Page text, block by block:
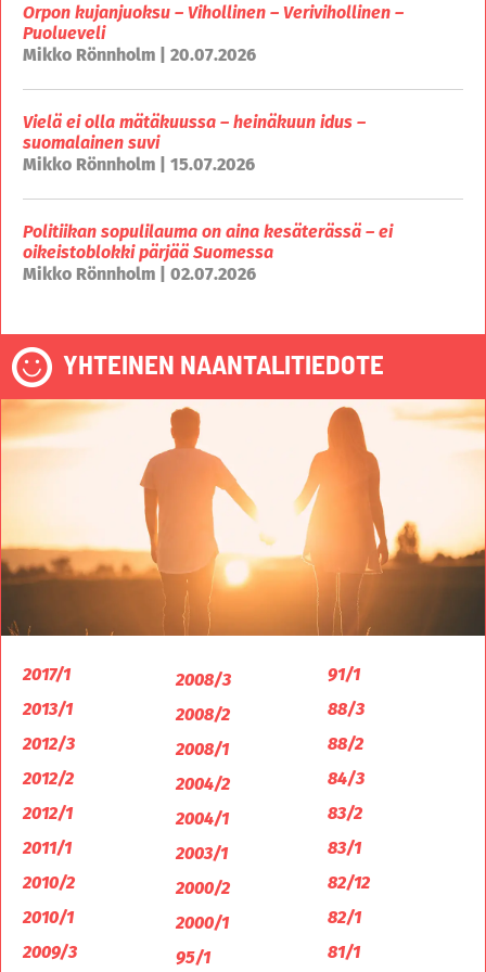
Orpon kujanjuoksu – Vihollinen – Verivihollinen –
Puolueveli
Mikko Rönnholm | 20.07.2026
Vielä ei olla mätäkuussa – heinäkuun idus –
suomalainen suvi
Mikko Rönnholm | 15.07.2026
Politiikan sopulilauma on aina kesäterässä – ei
oikeistoblokki pärjää Suomessa
Mikko Rönnholm | 02.07.2026
YHTEINEN NAANTALITIEDOTE
2017/1
2013/1
2012/3
2012/2
2012/1
2011/1
2010/2
2010/1
2009/3
2008/3
2008/2
2008/1
2004/2
2004/1
2003/1
2000/2
2000/1
95/1
91/1
88/3
88/2
84/3
83/2
83/1
82/12
82/1
81/1